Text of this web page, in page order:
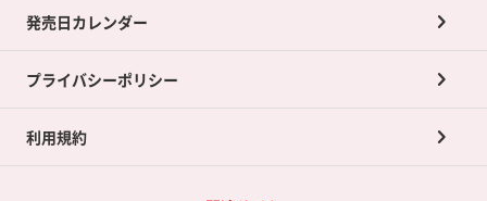
買取承諾書について
ポイント交換景品
発売日カレンダー
プライバシーポリシー
利用規約